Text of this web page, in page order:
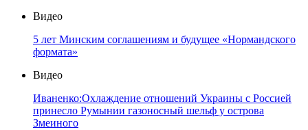
Видео
5 лет Минским соглашениям и будущее «Нормандского
формата»
Видео
Иваненко:Охлаждение отношений Украины с Россией
принесло Румынии газоносный шельф у острова
Змеиного